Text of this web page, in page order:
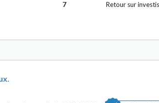
7
Retour sur